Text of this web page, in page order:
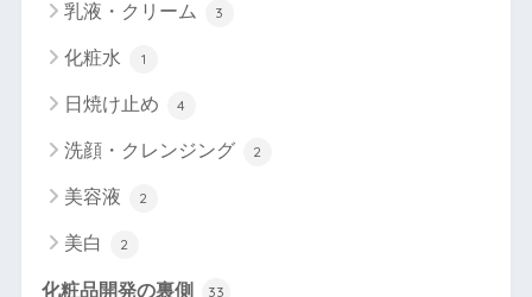
乳液・クリーム 3
化粧水 1
日焼け止め 4
洗顔・クレンジング 2
美容液 2
美白 2
化粧品開発の裏側 33